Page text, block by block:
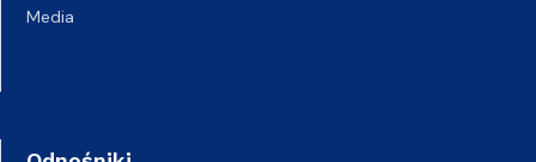
Media